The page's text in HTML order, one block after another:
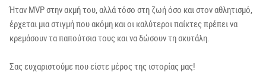
Ήταν MVP στην ακμή του, αλλά τόσο στη ζωή όσο και στον αθλητισμό,
έρχεται μια στιγμή που ακόμη και οι καλύτεροι παίκτες πρέπει να
κρεμάσουν τα παπούτσια τους και να δώσουν τη σκυτάλη.
Σας ευχαριστούμε που είστε μέρος της ιστορίας μας!